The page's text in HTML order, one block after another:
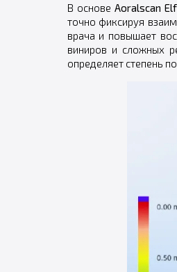
В основеAoralscan Elf
точно фиксируя
врача и повышает
виниров и сложных
определяет степень